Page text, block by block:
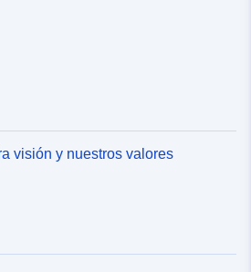
visión y nuestros valores